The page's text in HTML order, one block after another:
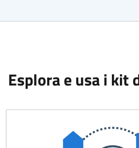
Esplora e usa i kit